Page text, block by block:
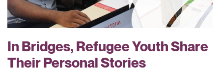
In Bridges, Refugee Youth Share
Their Personal Stories